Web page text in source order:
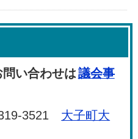
い合わせは議会事
3521 大子町大